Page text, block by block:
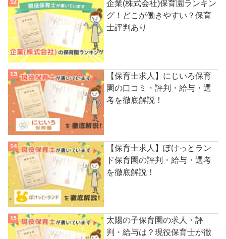
企業(株式会社)保育園ランキン
グ！どこが働きやすい？保育
士評判あり
【保育士求人】にじいろ保育
園の口コミ・評判・給与・選
考を徹底解説！
【保育士求人】ぽけっとラン
ド保育園の評判・給与・選考
を徹底解説！
太陽の子保育園の求人・評
判・給与は？現役保育士が徹